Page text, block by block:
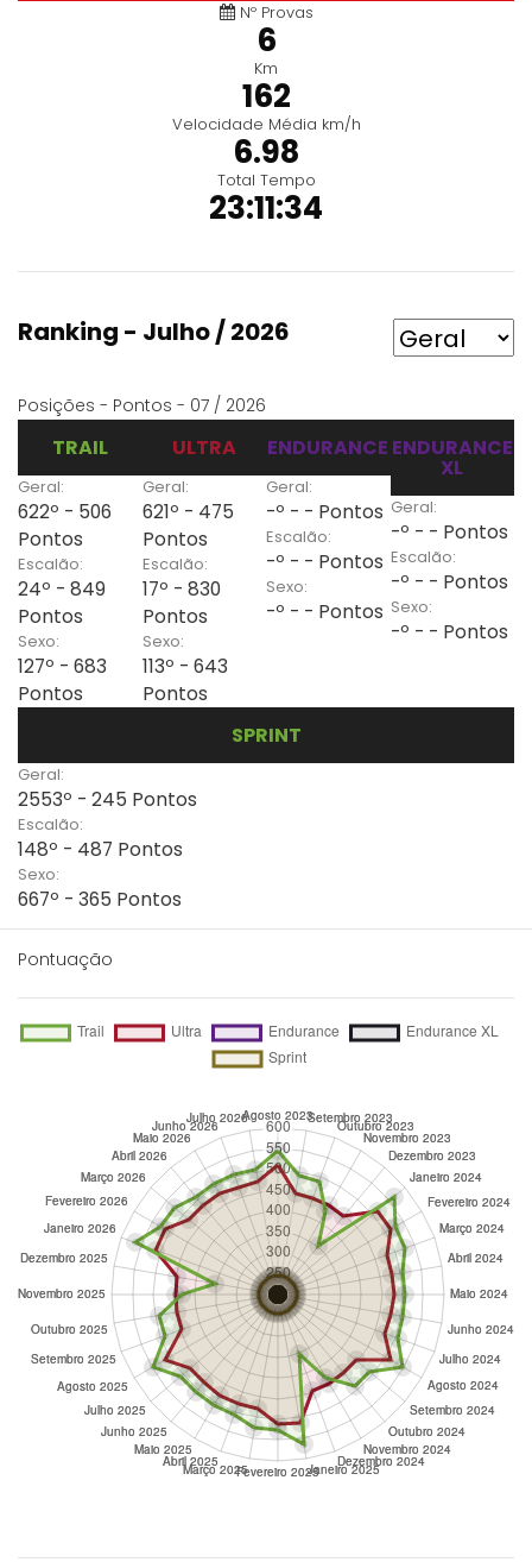
Nº Provas
6
Km
162
Velocidade Média km/h
6.98
Total Tempo
23:11:34
Ranking - Julho / 2026
Posições - Pontos - 07 / 2026
TRAIL
Geral:
622º - 506
Pontos
Escalão:
24º - 849
Pontos
Sexo:
127º - 683
Pontos
ULTRA
Geral:
621º - 475
Pontos
Escalão:
17º - 830
Pontos
Sexo:
113º - 643
Pontos
ENDURANCE
Geral:
-º - - Pontos
Escalão:
-º - - Pontos
Sexo:
-º - - Pontos
ENDURANCE
XL
Geral:
-º - - Pontos
Escalão:
-º - - Pontos
Sexo:
-º - - Pontos
SPRINT
Geral:
2553º - 245 Pontos
Escalão:
148º - 487 Pontos
Sexo:
667º - 365 Pontos
Pontuação